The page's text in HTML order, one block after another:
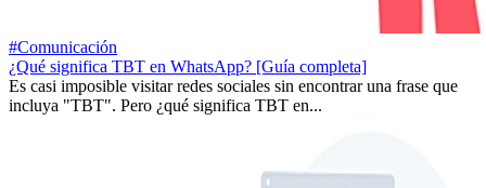
#Comunicación
¿Qué significa TBT en WhatsApp? [Guía completa]
Es casi imposible visitar redes sociales sin encontrar una frase que
incluya "TBT". Pero ¿qué significa TBT en...